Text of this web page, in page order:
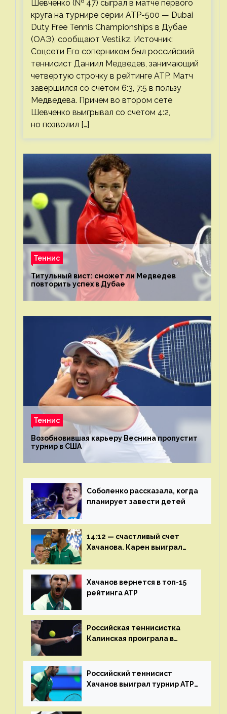
Шевченко (№ 47) сыграл в матче первого
круга на турнире серии ATP-500 — Dubai
Duty Free Tennis Championships в Дубае
(ОАЭ), сообщают Vesti.kz. Источник:
Соцсети Его соперником был российский
теннисист Даниил Медведев, занимающий
четвертую строчку в рейтинге ATP. Матч
завершился со счетом 6:3, 7:5 в пользу
Медведева. Причем во втором сете
Шевченко выигрывал со счетом 4:2,
но позволил […]
Теннис
Титульный вист: сможет ли Медведев
повторить успех в Дубае
Теннис
Возобновившая карьеру Веснина пропустит
турнир в США
Соболенко рассказала, когда
планирует завести детей
14:12 — счастливый счет
Хачанова. Карен выиграл
Хачанов вернется в топ-15
рейтинга ATP
Российская теннисистка
Калинская проиграла в
Российский теннисист
Хачанов выиграл турнир ATP